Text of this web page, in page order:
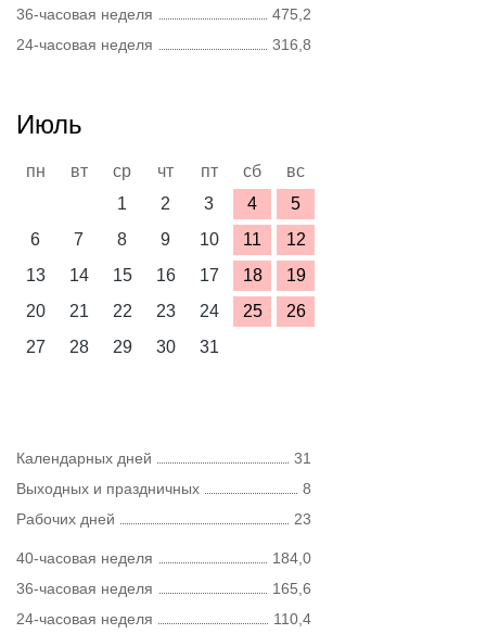
36-часовая неделя
475,2
24-часовая неделя
316,8
Июль
пн вт ср чт пт сб
вс
1
2 3 4
5
6
7 8 9 10 11
12
13
14 15 16 17 18
19
20
21 22 23 24 25
26
27
28 29 30 31
Календарных дней
31
Выходных и праздничных
8
Рабочих дней
23
40-часовая неделя
184,0
36-часовая неделя
165,6
24-часовая неделя
110,4